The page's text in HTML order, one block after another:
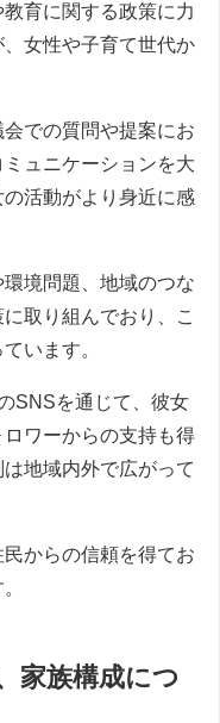
育に関する政策に力
女性や子育て世代か
会での質問や提案にお
ュニケーションを大
活動がより身近に感
環境問題、地域のつな
取り組んでおり、こ
います。
SNSを通じて、彼女
ワーからの支持も得
地域内外で広がって
からの信頼を得てお
家族構成につ